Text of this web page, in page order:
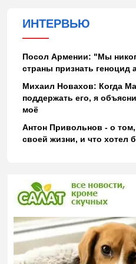
ИНТЕРВЬЮ
Посол Армении: "Мы
страны признать геноцид
Михаил Новахов: Когда
поддержать его, я
моё
Антон Привольнов - о том,
своей жизни, и что хотел